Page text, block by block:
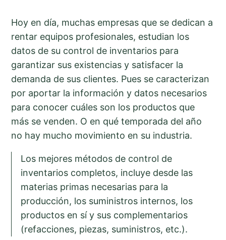
Hoy en día, muchas empresas que se dedican a
rentar equipos profesionales, estudian los
datos de su control de inventarios para
garantizar sus existencias y satisfacer la
demanda de sus clientes. Pues se caracterizan
por aportar la información y datos necesarios
para conocer cuáles son los productos que
más se venden. O en qué temporada del año
no hay mucho movimiento en su industria.
Los mejores métodos de control de
inventarios completos, incluye desde las
materias primas necesarias para la
producción, los suministros internos, los
productos en sí y sus complementarios
(refacciones, piezas, suministros, etc.).